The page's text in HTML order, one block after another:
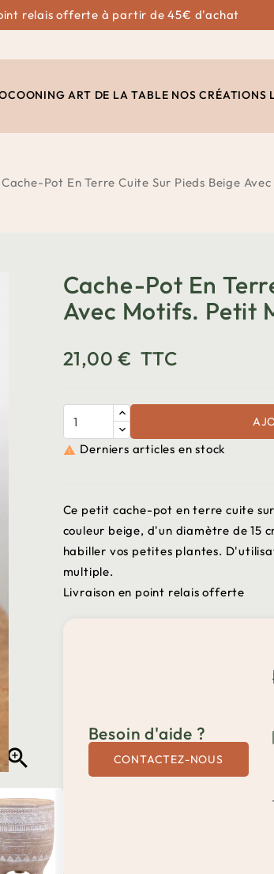
relais offerte à partir de 45€ d'achat
ART DE LA TABLE NOS CRÉATIONS
Cache-Pot En Terre Cuite Sur Pieds Beige

Cache-Pot En
Avec Motifs. Petit
21,00 € TTC
 Derniers articles en stock
Ce petit cache-pot en terre cuite
couleur beige, d'un diamètre de 15
habiller vos petites plantes.
multiple.
Livraison en point relais offerte
Besoin d'aide ?
CONTACTEZ-NOUS